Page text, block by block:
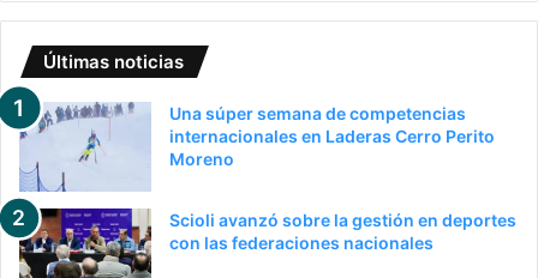
Últimas noticias
Una súper semana de competencias
internacionales en Laderas Cerro Perito
Moreno
Scioli avanzó sobre la gestión en deportes
con las federaciones nacionales